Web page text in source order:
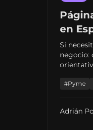
en
Si
negocio:
freelance.
#Pyme
Adrián